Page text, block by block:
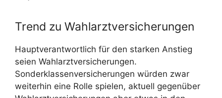
Trend zu Wahlarztversicherungen
Hauptverantwortlich für den starken Anstieg
seien Wahlarztversicherungen.
Sonderklassenversicherungen würden zwar
weiterhin eine Rolle spielen, aktuell gegenüber